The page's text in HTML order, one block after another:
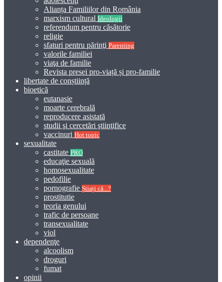
Alianța Familiilor din România
marxism cultural Ideologii
referendum pentru căsătorie
religie
sfaturi pentru părinţi Parenting
valorile familiei
viaţa de familie
Revista presei pro-viață și pro-familie
libertate de conștiință
bioetică
eutanasie
moarte cerebrală
reproducere asistată
studii şi cercetări ştiinţifice
vaccinuri Hot topic
sexualitate
castitate PRO
educaţie sexuală
homosexualitate
pedofilie
pornografie Știați că...?
prostitutie
teoria genului
trafic de persoane
transexualitate
viol
dependenţe
alcoolism
droguri
fumat
opinii